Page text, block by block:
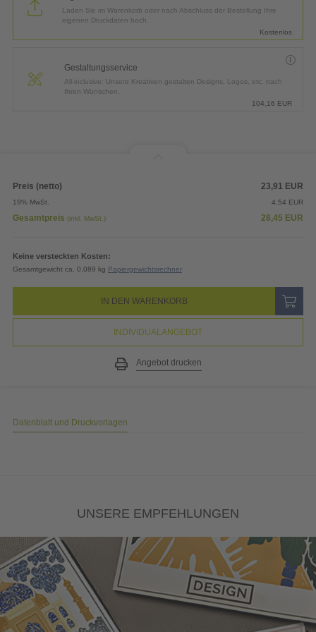
Laden Sie im Warenkorb oder nach Abschluss der Bestellung Ihre
eigenen Druckdaten hoch.
Kostenlos
Gestaltungsservice
All-inclusive: Unsere Kreativen gestalten Designs, Logos, etc. nach
Ihren Wünschen.
104,16 EUR
Preis (netto) 23,91 EUR
19% MwSt. 4,54 EUR
Gesamtpreis (inkl. MwSt.) 28,45 EUR
Keine versteckten Kosten:
Gesamtgewicht ca. 0,089 kg Papiergewichtsrechner
IN DEN WARENKORB
INDIVIDUALANGEBOT
Angebot drucken
Datenblatt und Druckvorlagen
UNSERE EMPFEHLUNGEN